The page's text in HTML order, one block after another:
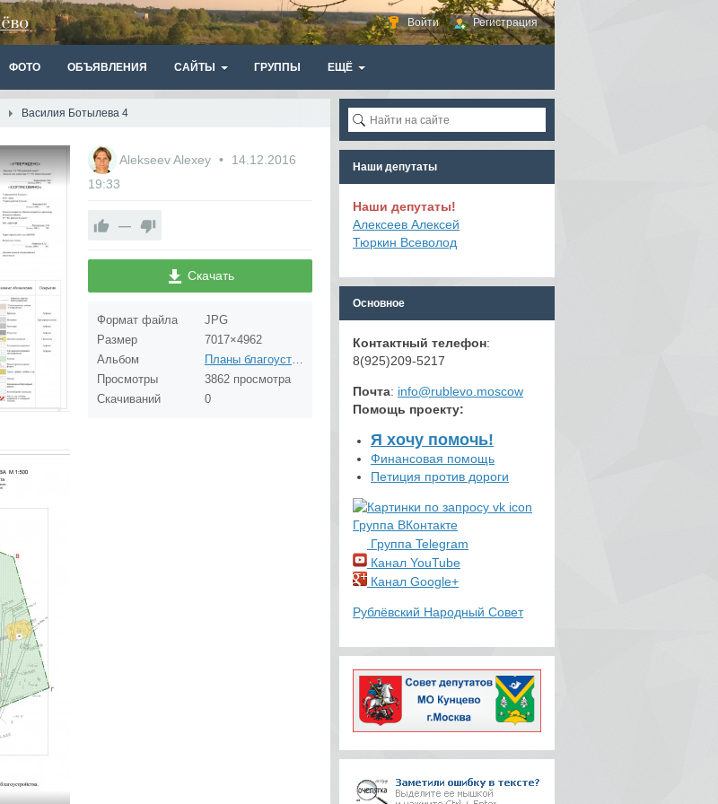
Войти Регистрация
ФОТО ОБЪЯВЛЕНИЯ САЙТЫ ГРУППЫ ЕЩЁ
Василия Ботылева 4
Alekseev Alexey
14.12.2016
19:33
—
Скачать
Формат файла
JPG
Размер
7017×4962
Альбом
Планы благоустройства территорий
Просмотры
3862 просмотра
Скачиваний
0
Наши депутаты
Наши депутаты!
Алексеев Алексей
Тюркин Всеволод
Основное
Контактный телефон:
8(925)209-5217
Почта: info@rublevo.moscow
Помощь проекту:
Я хочу помочь!
Финансовая помощь
Петиция против дороги
Группа ВКонтакте
Группа Telegram
Канал YouTube
Канал Google+
Рублёвский Народный Совет